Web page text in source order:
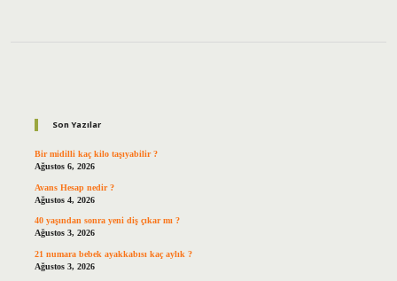
Son Yazılar
Bir midilli kaç kilo taşıyabilir ?
Ağustos 6, 2026
Avans Hesap nedir ?
Ağustos 4, 2026
40 yaşından sonra yeni diş çıkar mı ?
Ağustos 3, 2026
21 numara bebek ayakkabısı kaç aylık ?
Ağustos 3, 2026